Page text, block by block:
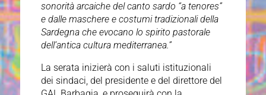
sonorità arcaiche del canto sardo “a tenores”
e dalle maschere e costumi tradizionali della
Sardegna che evocano lo spirito pastorale
dell’antica cultura mediterranea.”
La serata inizierà con i saluti istituzionali
dei sindaci, del presidente e del direttore del